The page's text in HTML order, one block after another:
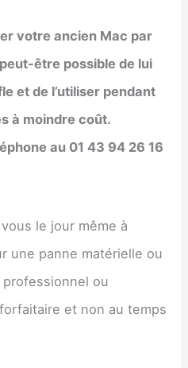
votre ancien Mac par
être possible de lui
et de l’utiliser pendant
à moindre coût.
au 01 43 94 26 16
le jour même à
une panne matérielle ou
ou
et non au temps